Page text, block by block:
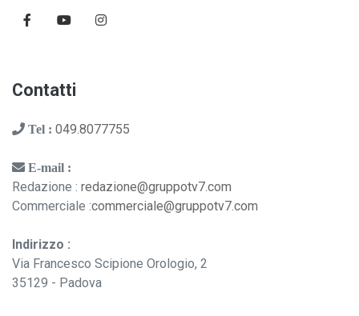
Contatti
Tel : 049.8077755
E-mail :
Redazione : redazione@gruppotv7.com
Commerciale :commerciale@gruppotv7.com
Indirizzo :
Via Francesco Scipione Orologio, 2
35129 - Padova